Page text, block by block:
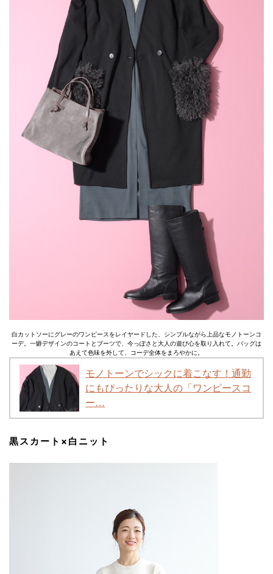
白カットソーにグレーのワンピースをレイヤードした、シンプルながら上品なモノトーンコ
ーデ。一癖デザインのコートとブーツで、今っぽさと大人の遊び心を取り入れて。バッグは
あえて色味を外して、コーデ全体をまろやかに。
モノトーンでシックに着こなす！通勤
にもぴったりな大人の「ワンピースコ
ー…
黒スカート×白ニット